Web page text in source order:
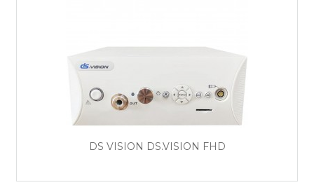
DS VISION DS.VISION FHD